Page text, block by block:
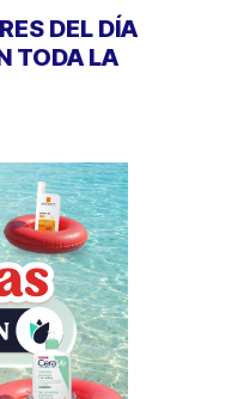
DEL DÍA
TODA LA